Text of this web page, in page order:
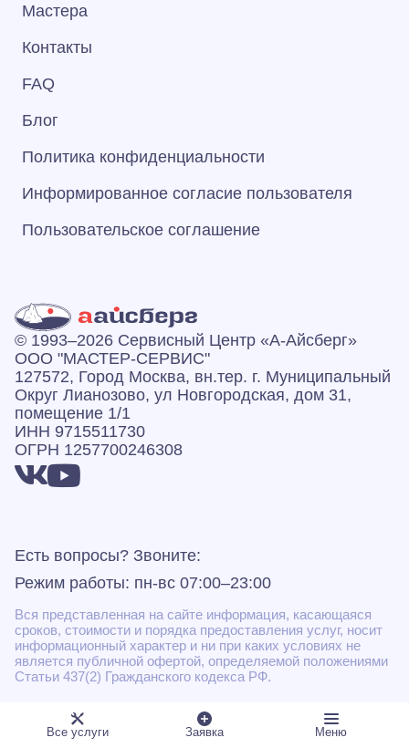
Мастера
Контакты
FAQ
Блог
Политика конфиденциальности
Информированное согласие пользователя
Пользовательское соглашение
© 1993–2026 Сервисный Центр «А‑Айсберг»
ООО "МАСТЕР-СЕРВИС"
127572, Город Москва, вн.тер. г. Муниципальный
Округ Лианозово, ул Новгородская, дом 31,
помещение 1/1
ИНН 9715511730
ОГРН 1257700246308
Есть вопросы? Звоните:
Режим работы: пн-вс 07:00–23:00
Вся представленная на сайте информация, касающаяся
сроков, стоимости и порядка предоставления услуг, носит
информационный характер и ни при каких условиях не
является публичной офертой, определяемой положениями
Статьи 437(2) Гражданского кодекса РФ.
подрядными организациями
Все услуги Заявка Меню